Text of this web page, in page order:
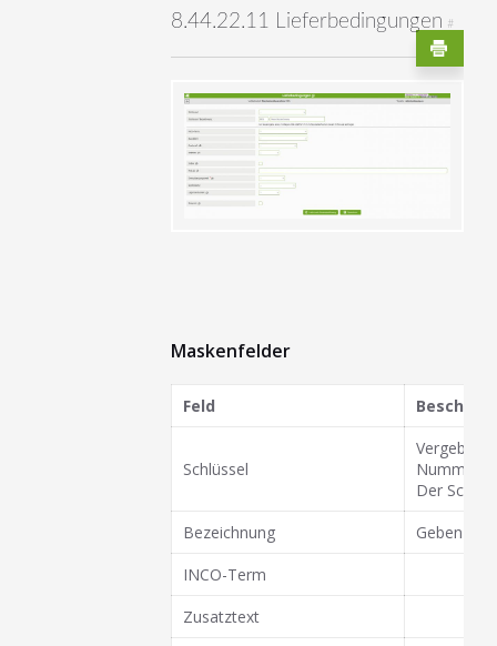
8.44.22.11 Lieferbedingungen #
Maskenfelder
Feld
Schlüssel
Vergeben
Nummer
Der
Bezeichnung
Geben Sie
INCO-Term
Zusatztext